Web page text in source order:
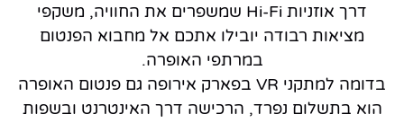
דרך אוזניות Hi-Fi שמשפרים את החוויה, משקפי
מציאות רבודה יובילו אתכם אל מחבוא הפנטום
במרתפי האופרה.
בדומה למתקני VR בפארק אירופה גם פנטום האופרה
הוא בתשלום נפרד, הרכישה דרך האינטרנט ובשפות